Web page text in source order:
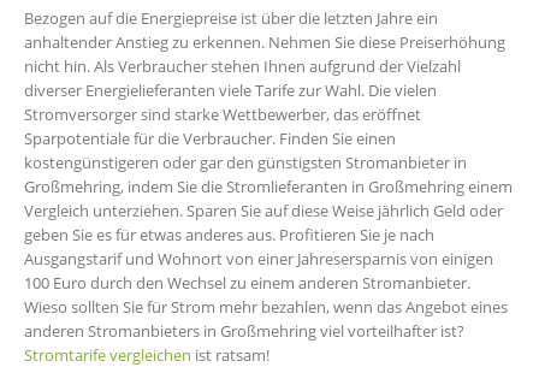
Bezogen auf die Energiepreise ist über die letzten Jahre ein
anhaltender Anstieg zu erkennen. Nehmen Sie diese Preiserhöhung
nicht hin. Als Verbraucher stehen Ihnen aufgrund der Vielzahl
diverser Energielieferanten viele Tarife zur Wahl. Die vielen
Stromversorger sind starke Wettbewerber, das eröffnet
Sparpotentiale für die Verbraucher. Finden Sie einen
kostengünstigeren oder gar den günstigsten Stromanbieter in
Großmehring, indem Sie die Stromlieferanten in Großmehring einem
Vergleich unterziehen. Sparen Sie auf diese Weise jährlich Geld oder
geben Sie es für etwas anderes aus. Profitieren Sie je nach
Ausgangstarif und Wohnort von einer Jahresersparnis von einigen
100 Euro durch den Wechsel zu einem anderen Stromanbieter.
Wieso sollten Sie für Strom mehr bezahlen, wenn das Angebot eines
anderen Stromanbieters in Großmehring viel vorteilhafter ist?
Stromtarife vergleichen ist ratsam!